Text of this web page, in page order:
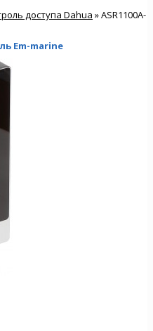
доступа Dahua » ASR1100A-
Em-marine